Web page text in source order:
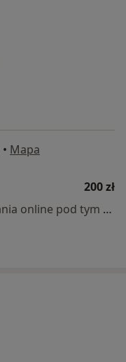
• Mapa
200 zł
Specjalista nie oferuje umawiania online pod tym adresem.